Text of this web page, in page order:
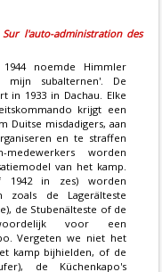
l'auto-administration des
noemde Himmler
mijn subalternen'. De
in 1933 in Dachau. Elke
krijgt een
Duitse misdadigers, aan
en te straffen
worden
van het kamp.
in zes) worden
zoals de Lagerälteste
de Stubenälteste of de
voor een
Vergeten we niet het
kamp bijhielden, of de
de Küchenkapo's